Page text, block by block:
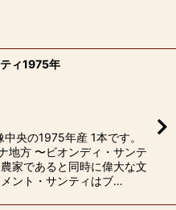
ィ1975年
央の1975年産 1本です。
方 〜ビオンディ・サンテ
家であると同時に偉大な文
ント・サンティはブ…